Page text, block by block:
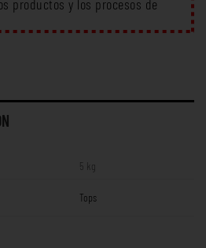
productos y los procesos de
5 kg
Tops